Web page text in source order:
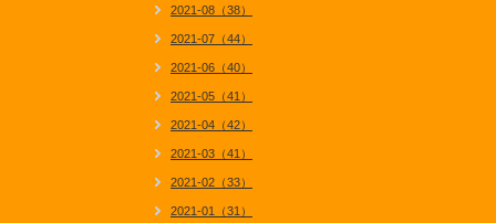
2021-08（38）
2021-07（44）
2021-06（40）
2021-05（41）
2021-04（42）
2021-03（41）
2021-02（33）
2021-01（31）